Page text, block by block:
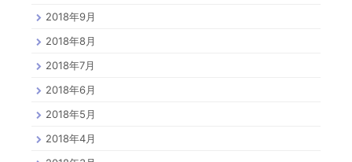
2018年9月
2018年8月
2018年7月
2018年6月
2018年5月
2018年4月